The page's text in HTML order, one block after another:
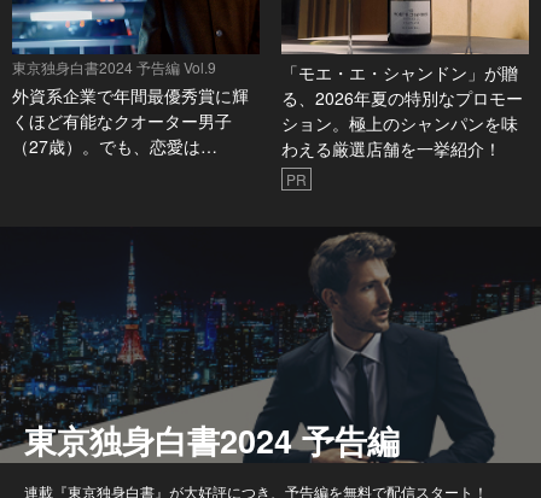
東京独身白書2024 予告編 Vol.9
外資系企業で年間最優秀賞に輝
くほど有能なクオーター男子
（27歳）。でも、恋愛は…
「モエ・エ・シャンドン」が贈
る、2026年夏の特別なプロモー
ション。極上のシャンパンを味
わえる厳選店舗を一挙紹介！
PR
東京独身白書2024 予告編
連載『東京独身白書』が大好評につき、予告編を無料で配信スタート！